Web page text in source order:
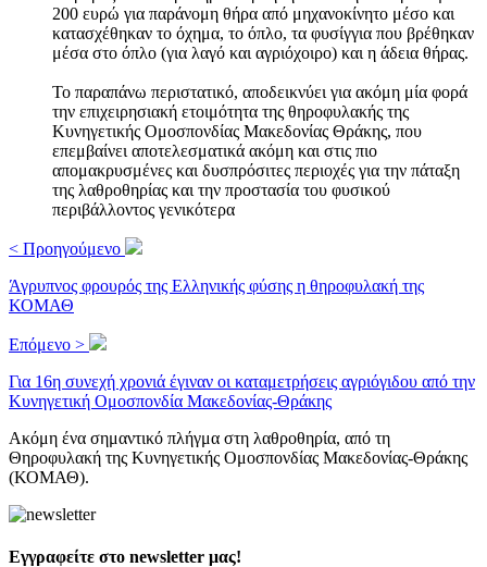
200 ευρώ για παράνομη θήρα από μηχανοκίνητο μέσο και
κατασχέθηκαν το όχημα, το όπλο, τα φυσίγγια που βρέθηκαν
μέσα στο όπλο (για λαγό και αγριόχοιρο) και η άδεια θήρας.
Το παραπάνω περιστατικό, αποδεικνύει για ακόμη μία φορά
την επιχειρησιακή ετοιμότητα της θηροφυλακής της
Κυνηγετικής Ομοσπονδίας Μακεδονίας Θράκης, που
επεμβαίνει αποτελεσματικά ακόμη και στις πιο
απομακρυσμένες και δυσπρόσιτες περιοχές για την πάταξη
της λαθροθηρίας και την προστασία του φυσικού
περιβάλλοντος γενικότερα
< Προηγούμενο
Άγρυπνος φρουρός της Ελληνικής φύσης η θηροφυλακή της
ΚΟΜΑΘ
Επόμενο >
Για 16η συνεχή χρονιά έγιναν οι καταμετρήσεις αγριόγιδου από την
Κυνηγετική Ομοσπονδία Μακεδονίας-Θράκης
Ακόμη ένα σημαντικό πλήγμα στη λαθροθηρία, από τη
Θηροφυλακή της Κυνηγετικής Ομοσπονδίας Μακεδονίας-Θράκης
(ΚΟΜΑΘ).
Εγγραφείτε στο newsletter μας!